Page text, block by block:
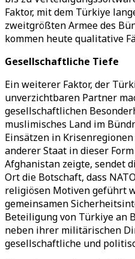
Faktor, mit dem Türkiye
zweitgrößten Armee des
kommen heute qualitative
Gesellschaftliche Tiefe
Ein weiterer Faktor, der
unverzichtbaren Partner
gesellschaftlichen
muslimisches Land im
Einsätzen in
anderer Staat in dieser
Afghanistan zeigte, sendet
Ort die Botschaft, dass
religiösen Motiven geführt
gemeinsamen
Beteiligung von Türkiye an
neben ihrer militärischen
gesellschaftliche und